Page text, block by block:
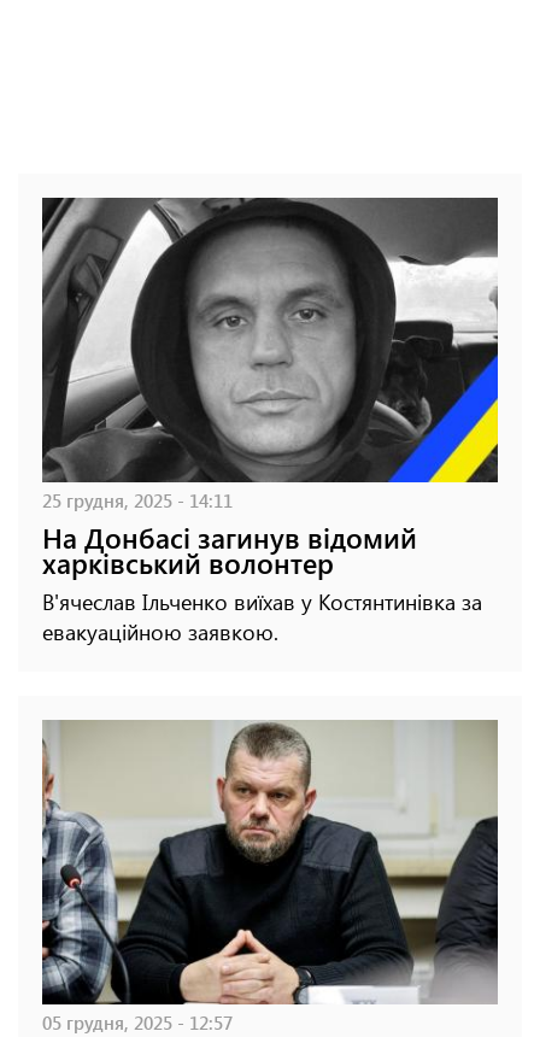
25 грудня, 2025 - 14:11
На Донбасі загинув відомий
харківський волонтер
В'ячеслав Ільченко виїхав у Костянтинівка за
евакуаційною заявкою.
05 грудня, 2025 - 12:57